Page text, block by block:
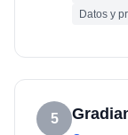
Datos y
5